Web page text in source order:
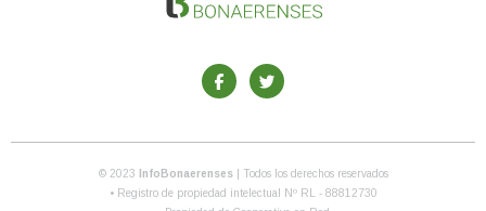
© 2023 InfoBonaerenses
| Todos los derechos reservados
• Registro de propiedad intelectual Nº RL - 88812730